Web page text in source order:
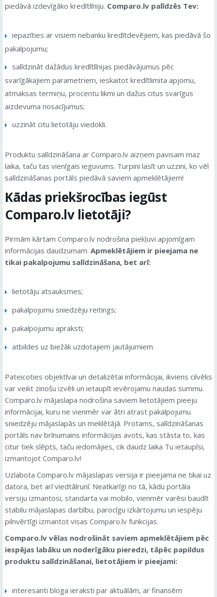
piedāvā izdevīgāko kredītlīniju. Comparo.lv palīdzēs Tev:
iepazīties ar visiem nebanku kredītdevējiem, kas piedāvā šo
pakalpojumu;
salīdzināt dažādus kredītlīnijas piedāvājumus pēc
svarīgākajiem parametriem, ieskaitot kredītlimita apjomu,
atmaksas termiņu, procentu likmi un dažus citus svarīgus
aizdevuma nosacījumus;
uzzināt citu lietotāju viedokli.
Produktu salīdzināšana ar Comparo.lv aizņem pavisam maz
laika, taču tas vienīgais ieguvums. Turpini lasīt un uzzini, ko vēl
salīdzināšanas portāls piedāvā saviem apmeklētājiem!
Kādas priekšrocības iegūst
Comparo.lv lietotāji?
Pirmām kārtam Comparo.lv nodrošina piekļuvi apjomīgam
informācijas daudzumam. Apmeklētājiem ir pieejama ne
tikai pakalpojumu salīdzināšana, bet arī:
lietotāju atsauksmes;
pakalpojumu sniedzēju reitings;
pakalpojumu apraksti;
atbildes uz biežāk uzdotajiem jautājumiem.
Pateicoties objektīvai un detalizētai informācijai, ikviens cilvēks
var veikt zinošu izvēli un ietaupīt ievērojamu naudas summu.
Comparo.lv mājaslapa nodrošina saviem lietotājiem pieeju
informācijai, kuru ne vienmēr var ātri atrast pakalpojumu
sniedzēju mājaslapās un meklētājā. Protams, salīdzināšanas
portāls nav brīnumains informācijas avots, kas stāsta to, kas
citur tiek slēpts, taču iedomājies, cik daudz laika Tu ietaupīsi,
izmantojot Comparo.lv!
Uzlabota Comparo.lv mājaslapas versija ir pieejama ne tikai uz
datora, bet arī viedtālrunī. Neatkarīgi no tā, kādu portāla
versiju izmantosi, standarta vai mobilo, vienmēr varēsi baudīt
stabilu mājaslapas darbību, parocīgu izkārtojumu un iespēju
pilnvērtīgi izmantot visas Comparo.lv funkcijas.
Comparo.lv vēlas nodrošināt saviem apmeklētājiem pēc
iespējas labāku un noderīgāku pieredzi, tāpēc papildus
produktu salīdzināšanai, lietotājiem ir pieejami:
interesanti bloga ieraksti par aktuālām, ar finansēm